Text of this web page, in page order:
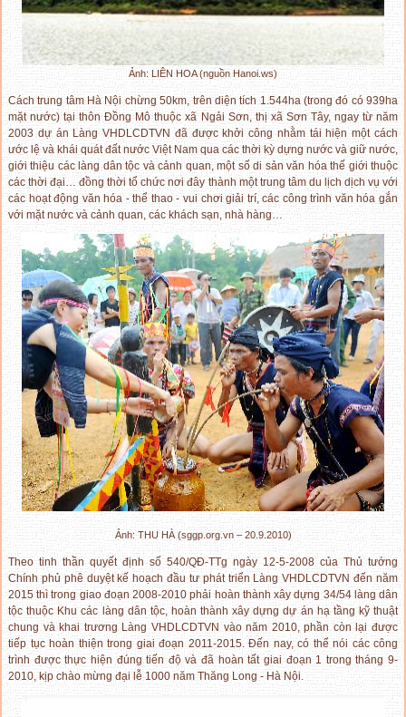
Ảnh: LIÊN HOA (nguồn Hanoi.ws)
Cách trung tâm Hà Nội chừng 50km, trên diện tích 1.544ha (trong đó có 939ha
mặt nước) tại thôn Đồng Mô thuộc xã Ngải Sơn, thị xã Sơn Tây, ngay từ năm
2003 dự án Làng VHDLCDTVN đã được khởi công nhằm tái hiện một cách
ước lệ và khái quát đất nước Việt Nam qua các thời kỳ dựng nước và giữ nước,
giới thiệu các làng dân tộc và cảnh quan, một số di sản văn hóa thế giới thuộc
các thời đại… đồng thời tổ chức nơi đây thành một trung tâm du lịch dịch vụ với
các hoạt động văn hóa - thể thao - vui chơi giải trí, các công trình văn hóa gắn
với mặt nước và cảnh quan, các khách sạn, nhà hàng…
Ảnh: THU HÀ (sggp.org.vn – 20.9.2010)
Theo tinh thần quyết định số 540/QĐ-TTg ngày 12-5-2008 của Thủ tướng
Chính phủ phê duyệt kế hoạch đầu tư phát triển Làng VHDLCDTVN đến năm
2015 thì trong giao đoạn 2008-2010 phải hoàn thành xây dựng 34/54 làng dân
tộc thuộc Khu các làng dân tộc, hoàn thành xây dựng dự án hạ tầng kỹ thuật
chung và khai trương Làng VHDLCDTVN vào năm 2010, phần còn lại được
tiếp tục hoàn thiện trong giai đoạn 2011-2015. Đến nay, có thể nói các công
trình được thực hiện đúng tiến độ và đã hoàn tất giai đoạn 1 trong tháng 9-
2010, kịp chào mừng đại lễ 1000 năm Thăng Long - Hà Nội.